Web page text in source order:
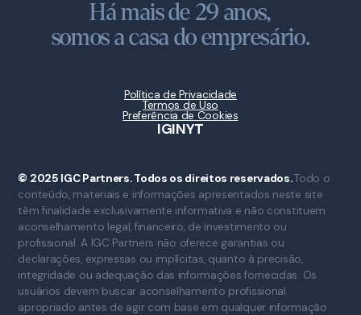
Há mais de 29 anos,
somos a casa do empresário.
Política de Privacidade
Termos de Uso
Preferência de Cookies
IGINYT
© 2025 IGC Partners. Todos os direitos reservados.Todo o
conteúdo, materiais e informações apresentados neste site
têm finalidade exclusivamente informativa e não constituem
aconselhamento legal, financeiro, de investimento ou
profissional. A IGC Partners não oferece garantias ou
declarações, expressas ou implícitas, quanto à precisão,
integridade ou adequação das informações fornecidas. Os
usuários devem buscar aconselhamento profissional
apropriado antes de agir com base em qualquer informação